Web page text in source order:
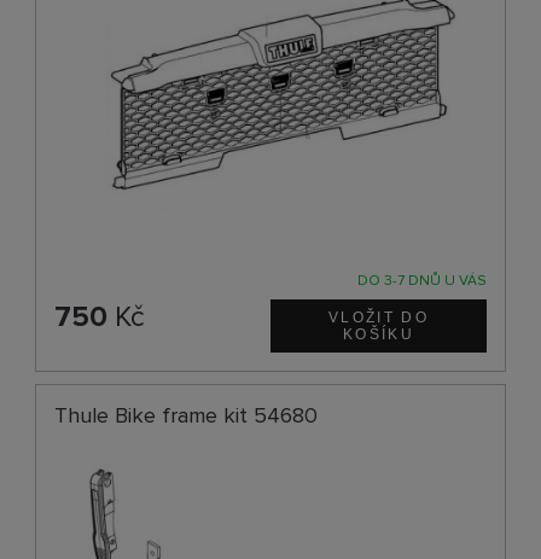
DO 3-7 DNŮ U VÁS
750 Kč
Thule Bike frame kit 54680